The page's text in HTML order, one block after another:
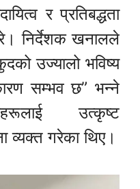
र प्रतिबद्धता
निर्देशक खनालले
उज्यालो भविष्य
सम्भव छ” भन्ने
उत्कृष्ट
व्यक्त गरेका थिए।